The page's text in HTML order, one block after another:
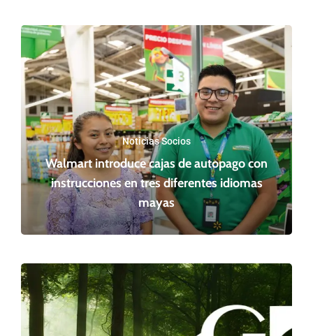
Noticias Socios
Walmart introduce cajas de autopago con
instrucciones en tres diferentes idiomas
mayas